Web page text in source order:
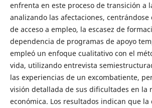
enfrenta en este proceso de transición a
analizando las afectaciones,
de acceso a empleo, la escasez de
dependencia de programas de apoyo
empleó un enfoque cualitativo con el
vida, utilizando entrevista
las experiencias de un excombatiente,
visión detallada de sus dificultades en la
económica. Los resultados indican que